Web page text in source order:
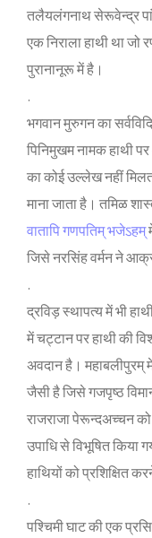
तलैयलंगनाथ सेरूवेन्‍द्र
एक न‍िराला हाथी था
पुरानानूरू में है।
.
भगवान मुरुगन का
प‍िन‍िमुखम नामक हाथी
का कोई उल्‍लेख नहीं
माना जाता है। तम‍िळ
वातापि गणपतिम् भजेऽहम्
ज‍िसे नरसिंह वर्मन ने
.
द्रव‍िड़ स्‍थापत्‍य में भी
में चट्टान पर हाथ‍ी की
अवदान है।
जैसी है ज‍िसे गजपृष्‍ठ
राजराजा पेरून्‍दअच्‍चन
उपाध‍ि से व‍िभूष‍ित क‍िया
हाथ‍ियों को प्रश‍िक्ष‍ित
.
पश्‍च‍िमी घाट की एक